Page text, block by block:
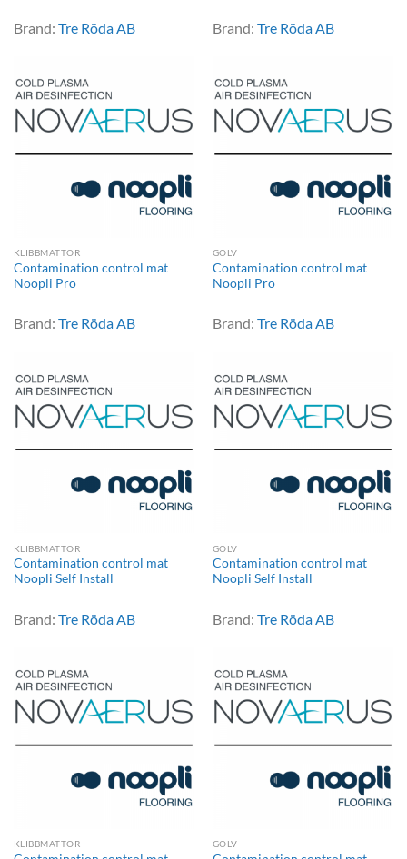
Brand: Tre Röda AB Brand: Tre Röda AB
KLIBBMATTOR
Contamination control mat
Noopli Pro
Brand: Tre Röda AB
GOLV
Contamination control mat
Noopli Pro
Brand: Tre Röda AB
KLIBBMATTOR
Contamination control mat
Noopli Self Install
Brand: Tre Röda AB
GOLV
Contamination control mat
Noopli Self Install
Brand: Tre Röda AB
KLIBBMATTOR GOLV